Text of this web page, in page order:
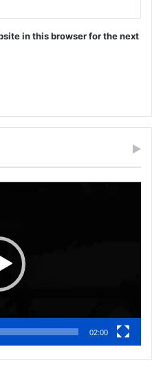
in this browser for the next
02:00